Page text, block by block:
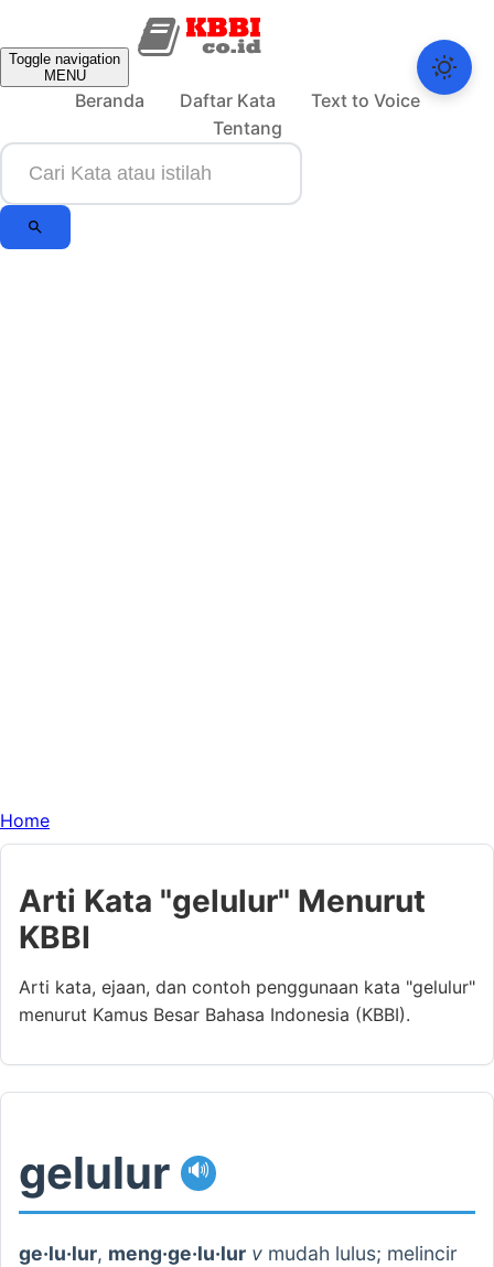
Toggle navigation
MENU
Beranda Daftar Kata
Text to Voice
Tentang
Home
Arti Kata "gelulur" Menurut
KBBI
Arti kata, ejaan, dan contoh penggunaan kata "gelulur"
menurut Kamus Besar Bahasa Indonesia (KBBI).
gelulur 🔊
ge·lu·lur, meng·ge·lu·lur v mudah lulus; melincir